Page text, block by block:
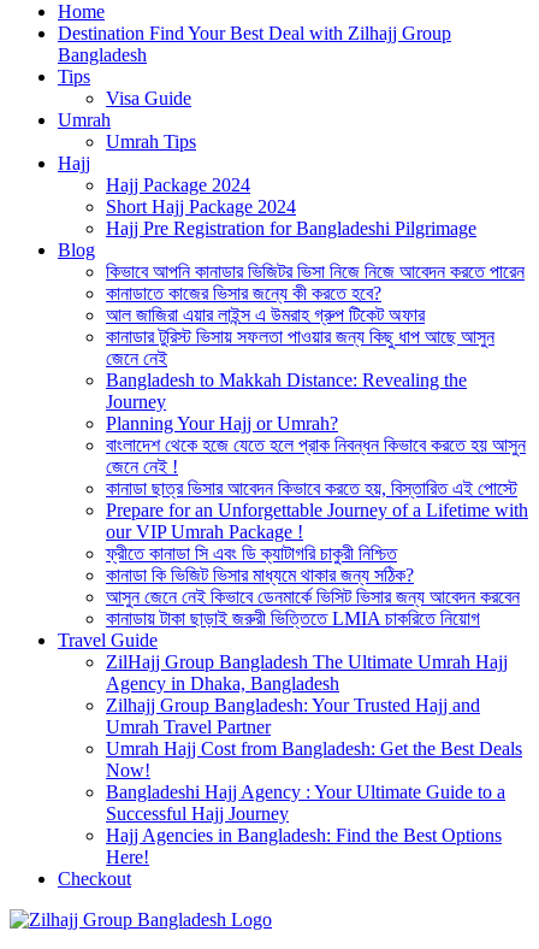
জিলহজ্জ গ্রুপ বাংলাদেশ
Best Hajj Umrah Travel Tour Agent in Bangladesh
Home
Destination Find Your Best Deal with Zilhajj Group
Bangladesh
Tips
Visa Guide
Umrah
Umrah Tips
Hajj
Hajj Package 2024
Short Hajj Package 2024
Hajj Pre Registration for Bangladeshi Pilgrimage
Blog
কিভাবে আপনি কানাডার ভিজিটর ভিসা নিজে নিজে আবেদন করতে পারেন
কানাডাতে কাজের ভিসার জন্যে কী করতে হবে?
আল জাজিরা এয়ার লাইন্স এ উমরাহ গ্রুপ টিকেট অফার
কানাডার টুরিস্ট ভিসায় সফলতা পাওয়ার জন্য কিছু ধাপ আছে আসুন
জেনে নেই
Bangladesh to Makkah Distance: Revealing the
Journey
Planning Your Hajj or Umrah?
বাংলাদেশ থেকে হজে যেতে হলে প্রাক নিবন্ধন কিভাবে করতে হয় আসুন
জেনে নেই !
কানাডা ছাত্র ভিসার আবেদন কিভাবে করতে হয়, বিস্তারিত এই পোস্টে
Prepare for an Unforgettable Journey of a Lifetime with
our VIP Umrah Package !
ফ্রীতে কানাডা সি এবং ডি ক্যাটাগরি চাকুরী নিশ্চিত
কানাডা কি ভিজিট ভিসার মাধ্যমে থাকার জন্য সঠিক?
আসুন জেনে নেই কিভাবে ডেনমার্কে ভিসিট ভিসার জন্য আবেদন করবেন
কানাডায় টাকা ছাড়াই জরুরী ভিত্তিতে LMIA চাকরিতে নিয়োগ
Travel Guide
ZilHajj Group Bangladesh The Ultimate Umrah Hajj
Agency in Dhaka, Bangladesh
Zilhajj Group Bangladesh: Your Trusted Hajj and
Umrah Travel Partner
Umrah Hajj Cost from Bangladesh: Get the Best Deals
Now!
Bangladeshi Hajj Agency : Your Ultimate Guide to a
Successful Hajj Journey
Hajj Agencies in Bangladesh: Find the Best Options
Here!
Checkout